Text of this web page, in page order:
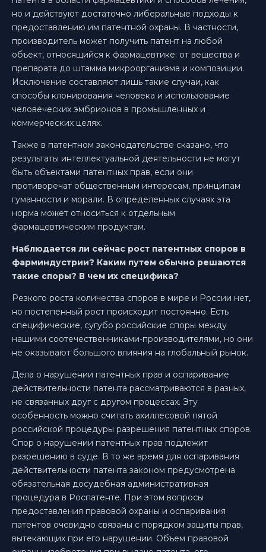
но и действуют достаточно либеральные подходы к
предоставлению им патентной охраны. В частности,
производитель может получить патент на любой
объект, относящийся к фармацевтике: от вещества и
препарата до штамма микроорганизма и композиции.
Исключение составляют лишь такие случаи, как
способы клонирования человека и использование
человеческих эмбрионов в промышленных и
коммерческих целях.
Также в патентном законодательстве сказано, что
результаты интеллектуальной деятельности не могут
быть объектами патентных прав, если они
противоречат общественным интересам, принципам
гуманности и морали. В определенных случаях эта
норма может относиться к отдельным
фармацевтическим продуктам.
Наблюдается ли сейчас рост патентных споров в
фарминдустрии? Каким путем обычно решаются
такие споры? В чем их специфика?
Резкого роста количества споров в мире и России нет,
но постепенный рост происходит постоянно. Есть
специфические, сугубо российские споры между
нашими соотечественниками-производителями, но они
не оказывают большого влияния на глобальный рынок.
Дела о нарушении патентных прав и оспаривание
действительности патента рассматриваются в разных,
не связанных друг с другом процессах. Эту
особенность можно считать ахиллесовой пятой
российской процедуры разрешения патентных споров.
Спор о нарушении патентных прав подлежит
разрешению в суде. В то же время для оспаривания
действительности патента законом предусмотрена
обязательная досудебная административная
процедура в Роспатенте. При этом вопросы
предоставления правовой охраны и оспаривания
патентов очевидно связаны с порядком защиты прав,
вытекающих при его нарушении. Объем правовой